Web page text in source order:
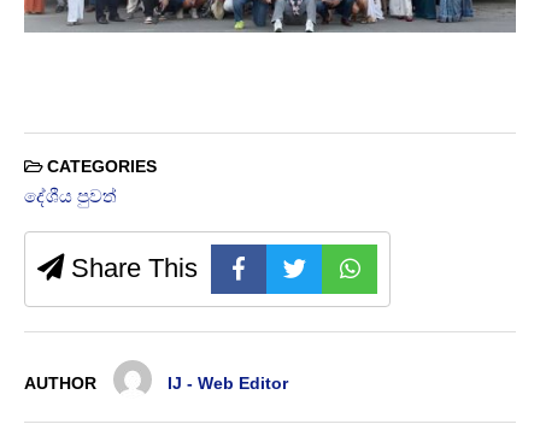
CATEGORIES
දේශීය පුවත්
Share This
AUTHOR IJ - Web Editor